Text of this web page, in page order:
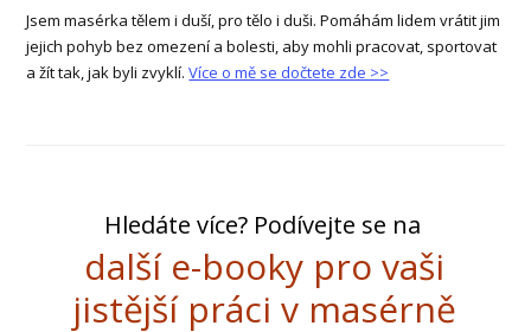
Jsem masérka tělem i duší, pro tělo i duši. Pomáhám lidem vrátit jim
jejich pohyb bez omezení a bolesti, aby mohli pracovat, sportovat
a žít tak, jak byli zvyklí.Více o mě se dočtete zde >>
Hledáte více? Podívejte se na
další e-booky pro vaši
jistější práci v masérně